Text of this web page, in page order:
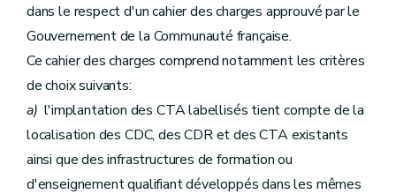
dans le respect d'un cahier des charges approuvé par le
Gouvernement de la Communauté française.
Ce cahier des charges comprend notamment les critères
de choix suivants:
a) l'implantation des CTA labellisés tient compte de la
localisation des CDC, des CDR et des CTA existants
ainsi que des infrastructures de formation ou
d'enseignement qualifiant développés dans les mêmes